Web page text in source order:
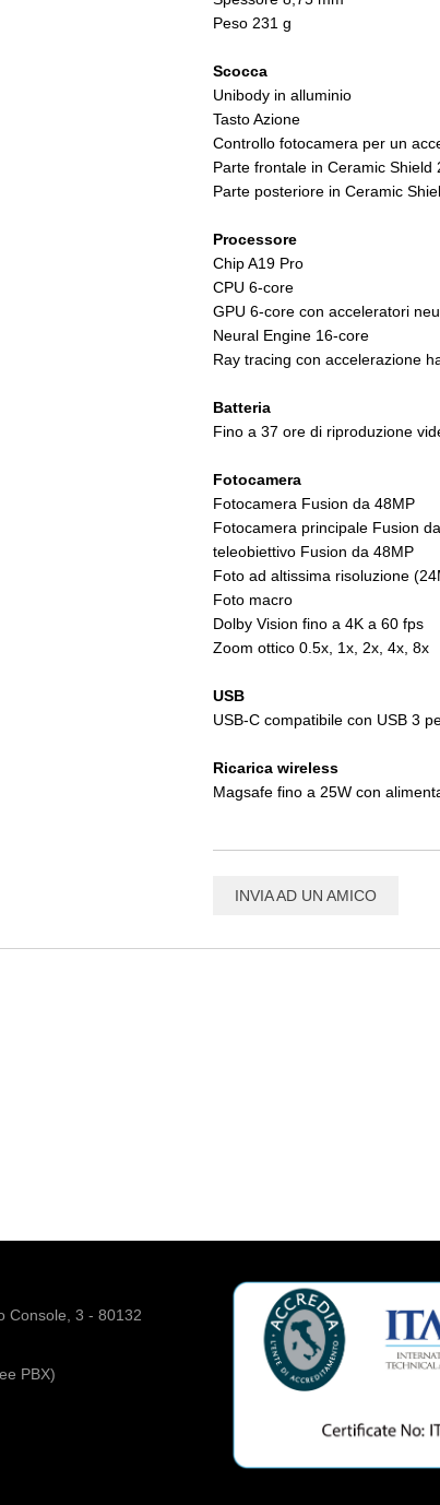
Peso 231 g
Scocca
Unibody in alluminio
Tasto Azione
Controllo fotocamera per un
Parte frontale in Ceramic
Parte posteriore in Ceramic
Processore
Chip A19 Pro
CPU 6-core
GPU 6-core con acceleratori
Neural Engine 16-core
Ray tracing con accelerazione
Batteria
Fino a 37 ore di riproduzione
Fotocamera
Fotocamera Fusion da 48MP
Fotocamera principale Fusion
teleobiettivo Fusion da 48MP
Foto ad altissima risoluzione
Foto macro
Dolby Vision fino a 4K a 60 fps
Zoom ottico 0.5x, 1x, 2x, 4x, 8x
USB
USB-C compatibile con USB 3
Ricarica wireless
Magsafe fino a 25W con
INVIA AD UN AMICO
Console, 3 - 80132
PBX)